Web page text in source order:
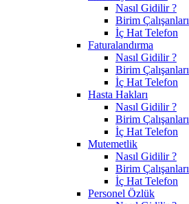
Nasıl Gidilir ?
Birim Çalışanları
İç Hat Telefon
Faturalandırma
Nasıl Gidilir ?
Birim Çalışanları
İç Hat Telefon
Hasta Hakları
Nasıl Gidilir ?
Birim Çalışanları
İç Hat Telefon
Mutemetlik
Nasıl Gidilir ?
Birim Çalışanları
İç Hat Telefon
Personel Özlük